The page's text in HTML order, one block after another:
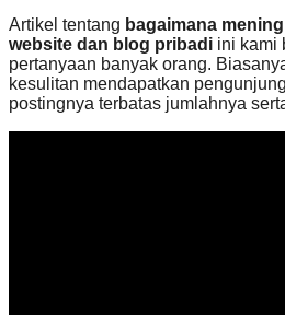
Artikel tentang bagaimana
website dan blog pribadi ini kami
pertanyaan banyak orang.
kesulitan mendapatkan
postingnya terbatas jumlahnya